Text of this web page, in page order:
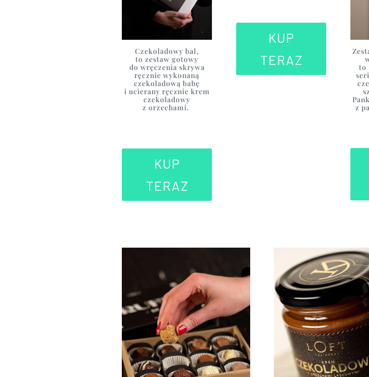
Czekoladowy bal,
to zestaw gotowy
do wręczenia skrywa
ręcznie wykonaną
czekoladową babę
i ucierany ręcznie krem
czekoladowy
z orzechami.
KUP
TERAZ
KUP
TERAZ
to
z